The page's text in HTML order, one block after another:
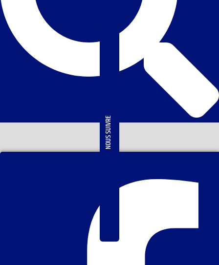
NOUS SUIVRE